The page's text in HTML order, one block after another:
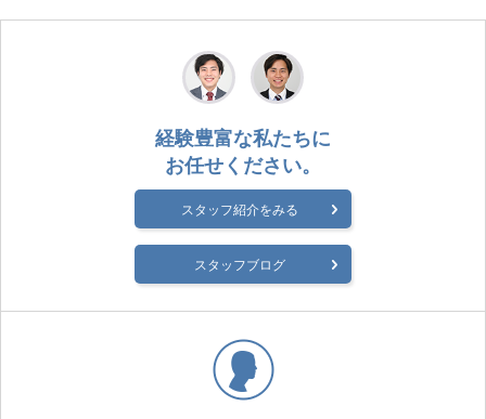
経験豊富な私たちに
お任せください。
スタッフ紹介をみる
スタッフブログ